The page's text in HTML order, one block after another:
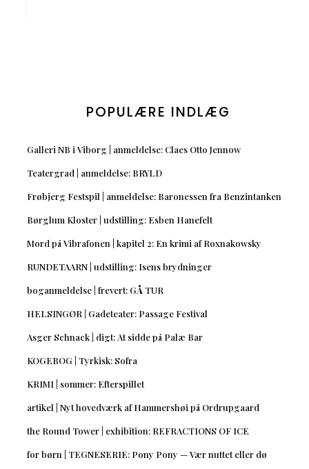
POPULÆRE INDLÆG
Galleri NB i Viborg | anmeldelse: Claes Otto Jennow
Teatergrad | anmeldelse: BRYLD
Frøbjerg Festspil | anmeldelse: Baronessen fra Benzintanken
Børglum Kloster | udstilling: Esben Hanefelt
Mord på Vibrafonen | kapitel 2: En krimi af Roxnakowsky
RUNDETAARN | udstilling: Isens brydninger
boganmeldelse | frevert: GÅ TUR
HELSINGØR | Gadeteater: Passage Festival
Asger Schnack | digt: At sidde på Palæ Bar
KOGEBOG | Tyrkisk: Sofra
KRIMI | sommer: Efterspillet
artikel | Nyt hovedværk af Hammershøi på Ordrupgaard
the Round Tower | exhibition: REFRACTIONS OF ICE
for børn | TEGNESERIE: Pony Pony — Vær nuttet eller dø